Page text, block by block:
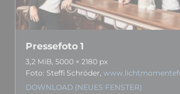
Pressefoto 1
3,2 MiB, 5000 × 2180 px
Foto: Steffi Schröder,
DOWNLOAD (NEUES FENSTER)